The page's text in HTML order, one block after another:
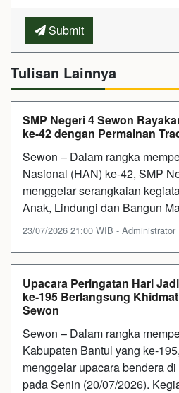
Submit
Tulisan Lainnya
SMP Negeri 4 Sewon
ke-42 dengan Permainan
Sewon – Dalam rangka
Nasional (HAN) ke-42, SMP
menggelar serangkaian
Anak, Lindungi dan Bangun
23/07/2026 21:00 WIB - Administrator
Upacara Peringatan Hari
ke-195 Berlangsung
Sewon
Sewon – Dalam rangka
Kabupaten Bantul yang ke-
menggelar upacara bendera
pada Senin (20/07/2026).